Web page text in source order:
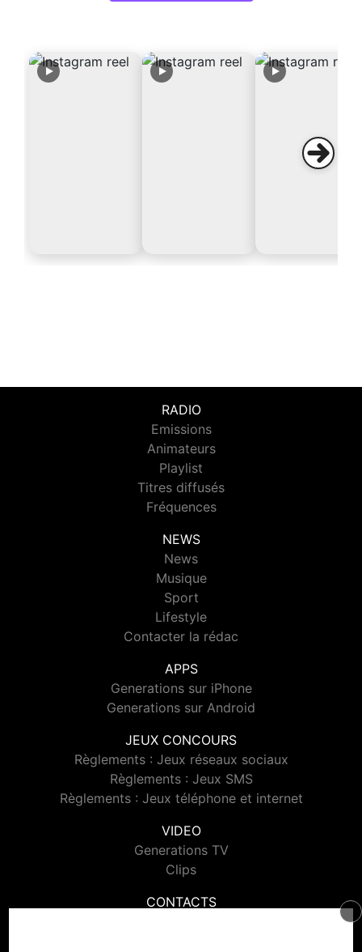
RADIO
Emissions
Animateurs
Playlist
Titres diffusés
Fréquences
NEWS
News
Musique
Sport
Lifestyle
Contacter la rédac
APPS
Generations sur iPhone
Generations sur Android
JEUX CONCOURS
Règlements : Jeux réseaux sociaux
Règlements : Jeux SMS
Règlements : Jeux téléphone et internet
VIDEO
Generations TV
Clips
CONTACTS